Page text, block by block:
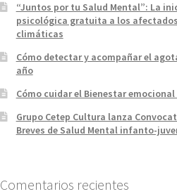
“Juntos por tu Salud Mental”: La
psicológica gratuita a los
climáticas
Cómo detectar y acompañar el
año
Cómo cuidar el Bienestar
Grupo Cetep Cultura lanza
Breves de Salud Mental infanto-
Comentarios recientes